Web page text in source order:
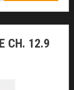
CH. 12.9